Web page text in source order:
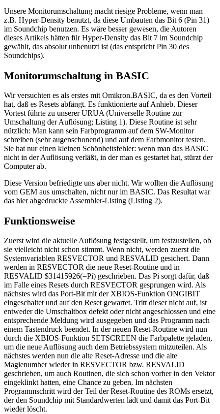
Unsere Monitorumschaltung macht riesige Probleme, wenn man
z.B. Hyper-Density benutzt, da diese Umbauten das Bit 6 (Pin 31)
im Soundchip benutzen. Es wäre besser gewesen, die Autoren
dieses Artikels hätten für Hyper-Density das Bit 7 im Soundchip
gewählt, das absolut unbenutzt ist (das entspricht Pin 30 des
Soundchips).
Monitorumschaltung in BASIC
Wir versuchten es als erstes mit Omikron.BASIC, da es den Vorteil
hat, daß es Resets abfängt. Es funktionierte auf Anhieb. Dieser
Vortest führte zu unserer URUA (Universelle Routine zur
Umschaltung der Auflösung; Listing 1). Diese Routine ist sehr
nützlich: Man kann sein Farbprogramm auf dem SW-Monitor
schreiben (sehr augenschonend) und auf dem Farbmonitor testen.
Sie hat nur einen kleinen Schönheitsfehler: wenn man das BASIC
nicht in der Auflösung verläßt, in der man es gestartet hat, stürzt der
Computer ab.
Diese Version befriedigte uns aber nicht. Wir wollten die Auflösung
vom GEM aus umschalten, nicht nur im BASIC. Das Resultat war
das hier abgedruckte Assembler-Listing (Listing 2).
Funktionsweise
Zuerst wird die aktuelle Auflösung festgestellt, um festzustellen, ob
sie vielleicht nicht schon stimmt. Wenn nicht, werden zuerst die
Systemvariablen RESVECTOR und RESVALID gesichert. Dann
werden in RESVECTOR die neue Reset-Routine und in
RESVALID $31415926(=Pi) geschrieben. Das Pi sorgt dafür, daß
im Falle eines Resets durch RESVECTOR gesprungen wird. Als
nächstes wird das Port-Bit mit der XBIOS-Funktion ONGIBIT
eingeschaltet und auf den Reset gewartet. Tritt dieser nicht auf, ist
entweder die Umschaltbox defekt oder nicht angeschlossen und eine
entsprechende Meldung wird ausgegeben und das Programm nach
einem Tastendruck beendet. In der neuen Reset-Routine wird nun
durch die XBIOS-Funktion SETSCREEN die Farbpalette geladen,
um die neue Auflösung auch dem Betriebssystem mitzuteilen. Als
nächstes werden nun die alte Reset-Adresse und die alte
Magienumber wieder in RESVECTOR bzw. RESVALID
geschrieben, um auch Routinen, die sich schon vorher in den Vektor
eingeklinkt hatten, eine Chance zu geben. Im nächsten
Programmschritt wird der Teil der Reset-Routine des ROMs ersetzt,
der den Soundchip mit Standardwerten lädt und damit das Port-Bit
wieder löscht.